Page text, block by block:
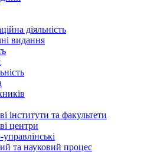
діяльність
видання
інститути та факультети
центри
та науковий процес